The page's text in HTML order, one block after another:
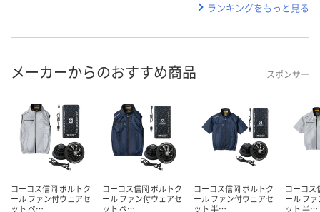
ランキングをもっと見る
メーカーからのおすすめ商品 スポンサー
コーコス信岡 ボルトク
ール ファン付ウェアセ
ット ベ…
コーコス信岡 ボルトク
ール ファン付ウェアセ
ット ベ…
コーコス信岡 ボルトク
ール ファン付ウェアセ
ット 半…
コーコス
ール フ
ット 半…